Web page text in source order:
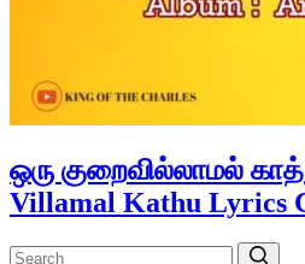
ஒரு குறைவில்லாமல்
Villamal Kathu Lyrics